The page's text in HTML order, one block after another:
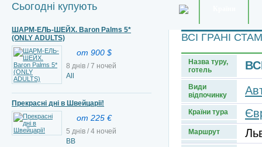
ВСІ ГРАНІ
Назва туру,
готель
Види
відпочинку
Країни тура
Маршрут
Сьогодні купують
ШАРМ-ЕЛЬ-ШЕЙХ. Baron Palms 5*
(ONLY ADULTS)
от 900 $
8 днів / 7 ночей
All
Прекрасні дні в Швейцарії!
от 225 €
5 днів / 4 ночей
BB